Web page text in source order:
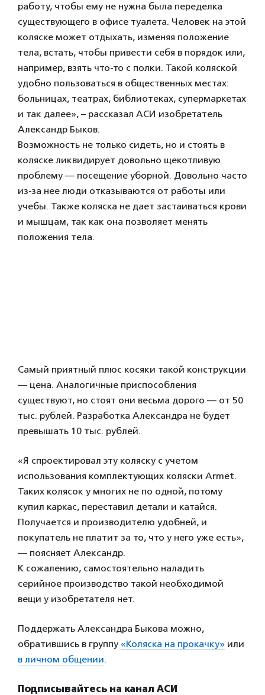
работу, чтобы ему не нужна была переделка
существующего в офисе туалета. Человек на этой
коляске может отдыхать, изменяя положение
тела, встать, чтобы привести себя в порядок или,
например, взять что-то с полки. Такой коляской
удобно пользоваться в общественных местах:
больницах, театрах, библиотеках, супермаркетах
и так далее», – рассказал АСИ изобретатель
Александр Быков.
Возможность не только сидеть, но и стоять в
коляске ликвидирует довольно щекотливую
проблему — посещение уборной. Довольно часто
из-за нее люди отказываются от работы или
учебы. Также коляска не дает застаиваться крови
и мышцам, так как она позволяет менять
положения тела.
Самый приятный плюс косяки такой конструкции
— цена. Аналогичные приспособления
существуют, но стоят они весьма дорого — от 50
тыс. рублей. Разработка Александра не будет
превышать 10 тыс. рублей.
«Я спроектировал эту коляску с учетом
использования комплектующих коляски Armet.
Таких колясок у многих не по одной, потому
купил каркас, переставил детали и катайся.
Получается и производителю удобней, и
покупатель не платит за то, что у него уже есть»,
— поясняет Александр.
К сожалению, самостоятельно наладить
серийное производство такой необходимой
вещи у изобретателя нет.
Поддержать Александра Быкова можно,
обратившись в группу «Коляска на прокачку» или
в личном общении.
Подписывайтесь на канал АСИ